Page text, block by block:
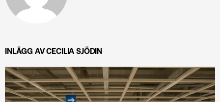
INLÄGG AV CECILIA SJÖDIN